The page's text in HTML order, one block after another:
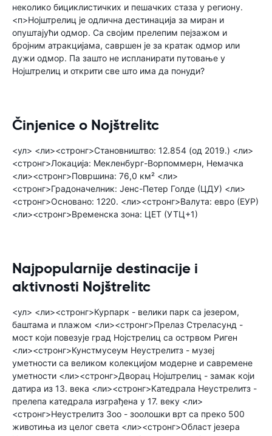
неколико бициклистичких и пешачких стаза у региону.
<п>Нојштрелиц је одлична дестинација за миран и
опуштајући одмор. Са својим прелепим пејзажом и
бројним атракцијама, савршен је за кратак одмор или
дужи одмор. Па зашто не испланирати путовање у
Нојштрелиц и открити све што има да понуди?
Činjenice o Nojštrelitc
<ул> <ли><стронг>Становништво: 12.854 (од 2019.) <ли>
<стронг>Локација: Мекленбург-Ворпоммерн, Немачка
<ли><стронг>Површина: 76,0 км² <ли>
<стронг>Градоначелник: Јенс-Петер Голде (ЦДУ) <ли>
<стронг>Основано: 1220. <ли><стронг>Валута: евро (ЕУР)
<ли><стронг>Временска зона: ЦЕТ (УТЦ+1)
Najpopularnije destinacije i
aktivnosti Nojštrelitc
<ул> <ли><стронг>Курпарк - велики парк са језером,
баштама и плажом <ли><стронг>Прелаз Стреласунд -
мост који повезује град Нојстрелиц са острвом Риген
<ли><стронг>Кунстмусеум Неустрелитз - музеј
уметности са великом колекцијом модерне и савремене
уметности <ли><стронг>Дворац Нојштрелиц - замак који
датира из 13. века <ли><стронг>Катедрала Неустрелитз -
прелепа катедрала изграђена у 17. веку <ли>
<стронг>Неустрелитз Зоо - зоолошки врт са преко 500
животиња из целог света <ли><стронг>Област језера